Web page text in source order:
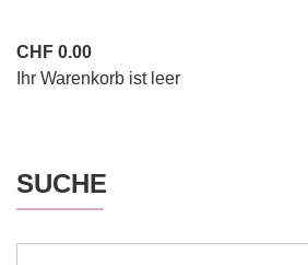
CHF 0.00
Ihr Warenkorb ist leer
SUCHE